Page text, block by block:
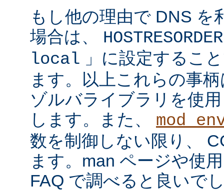
もし他の理由で DNS を
場合は、 HOSTRESORDER
local 」に設定するこ
ます。以上これらの事
ゾルバライブラリを使
します。また、
数を制御しない限り、
ます。man ページや使
FAQ で調べると良いで